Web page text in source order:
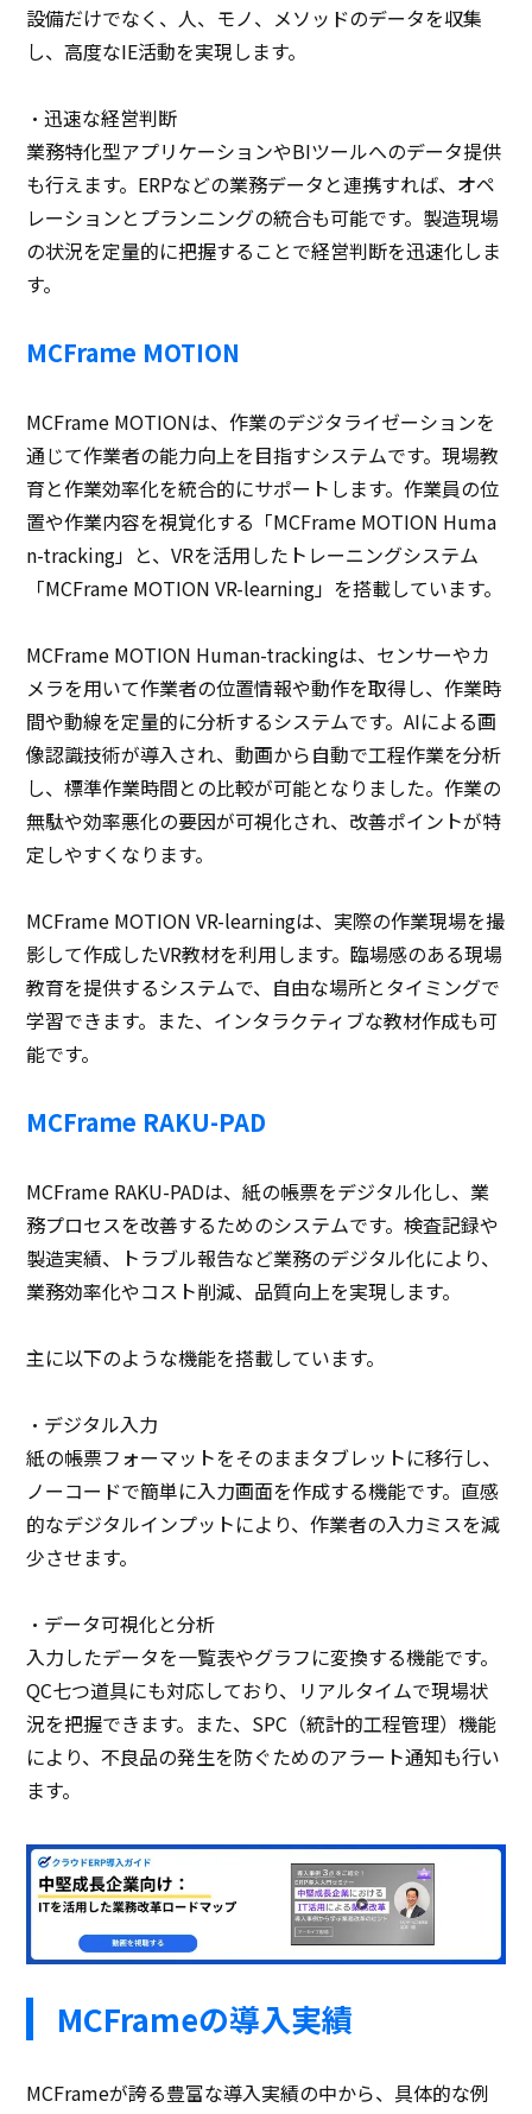
設備だけでなく、人、モノ、メソッドのデータを収集
し、高度なIE活動を実現します。
・迅速な経営判断
業務特化型アプリケーションやBIツールへのデータ提供
も行えます。ERPなどの業務データと連携すれば、オペ
レーションとプランニングの統合も可能です。製造現場
の状況を定量的に把握することで経営判断を迅速化しま
す。
MCFrame MOTION
MCFrame MOTIONは、作業のデジタライゼーションを
通じて作業者の能力向上を目指すシステムです。現場教
育と作業効率化を統合的にサポートします。作業員の位
置や作業内容を視覚化する「MCFrame MOTION Huma
n-tracking」と、VRを活用したトレーニングシステム
「MCFrame MOTION VR-learning」を搭載しています。
MCFrame MOTION Human-trackingは、センサーやカ
メラを用いて作業者の位置情報や動作を取得し、作業時
間や動線を定量的に分析するシステムです。AIによる画
像認識技術が導入され、動画から自動で工程作業を分析
し、標準作業時間との比較が可能となりました。作業の
無駄や効率悪化の要因が可視化され、改善ポイントが特
定しやすくなります。
MCFrame MOTION VR-learningは、実際の作業現場を撮
影して作成したVR教材を利用します。臨場感のある現場
教育を提供するシステムで、自由な場所とタイミングで
学習できます。また、インタラクティブな教材作成も可
能です。
MCFrame RAKU-PAD
MCFrame RAKU-PADは、紙の帳票をデジタル化し、業
務プロセスを改善するためのシステムです。検査記録や
製造実績、トラブル報告など業務のデジタル化により、
業務効率化やコスト削減、品質向上を実現します。
主に以下のような機能を搭載しています。
・デジタル入力
紙の帳票フォーマットをそのままタブレットに移行し、
ノーコードで簡単に入力画面を作成する機能です。直感
的なデジタルインプットにより、作業者の入力ミスを減
少させます。
・データ可視化と分析
入力したデータを一覧表やグラフに変換する機能です。
QC七つ道具にも対応しており、リアルタイムで現場状
況を把握できます。また、SPC（統計的工程管理）機能
により、不良品の発生を防ぐためのアラート通知も行い
ます。
MCFrameの導入実績
MCFrameが誇る豊富な導入実績の中から、具体的な例